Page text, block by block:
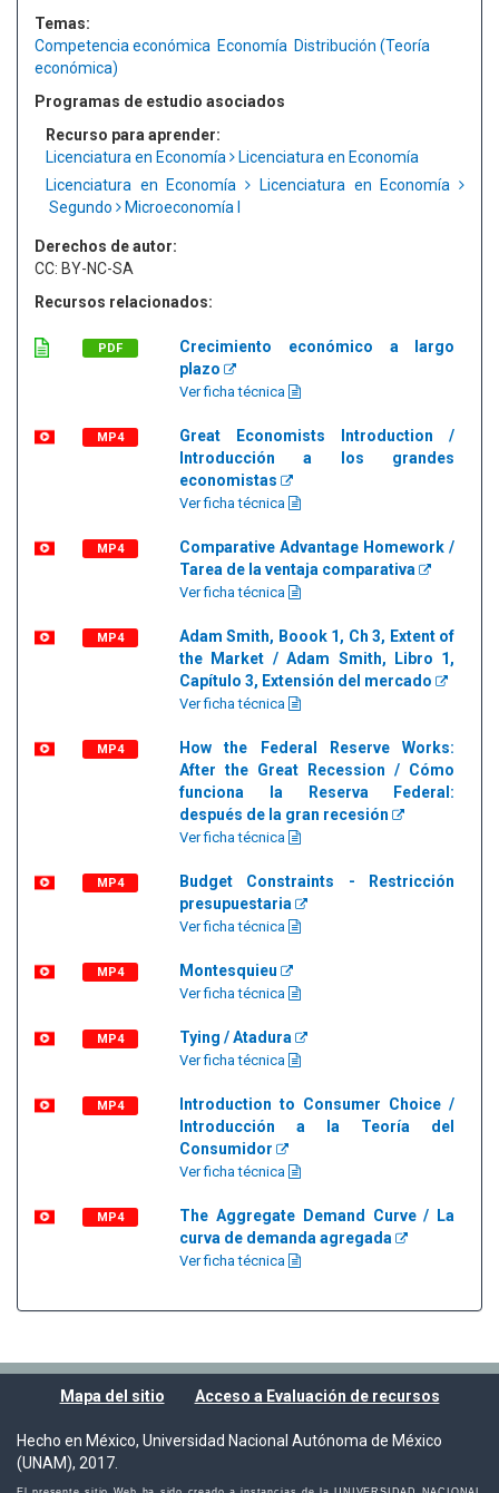
Temas:
Competencia económica Economía Distribución (Teoría
económica)
Programas de estudio asociados
Recurso para aprender:
Licenciatura en Economía
Licenciatura en Economía
Licenciatura en Economía
Licenciatura en Economía
Segundo
Microeconomía I
Derechos de autor:
CC: BY-NC-SA
Recursos relacionados:
PDF
Crecimiento económico a largo
plazo
Ver ficha técnica
MP4
Great Economists Introduction /
Introducción a los grandes
economistas
Ver ficha técnica
MP4
Comparative Advantage Homework /
Tarea de la ventaja comparativa
Ver ficha técnica
MP4
Adam Smith, Boook 1, Ch 3, Extent of
the Market / Adam Smith, Libro 1,
Capítulo 3, Extensión del mercado
Ver ficha técnica
MP4
How the Federal Reserve Works:
After the Great Recession / Cómo
funciona la Reserva Federal:
después de la gran recesión
Ver ficha técnica
MP4
Budget Constraints - Restricción
presupuestaria
Ver ficha técnica
MP4 Montesquieu
Ver ficha técnica
MP4 Tying / Atadura
Ver ficha técnica
MP4
Introduction to Consumer Choice /
Introducción a la Teoría del
Consumidor
Ver ficha técnica
MP4
The Aggregate Demand Curve / La
curva de demanda agregada
Ver ficha técnica
Mapa del sitio Acceso a Evaluación de recursos
Hecho en México, Universidad Nacional Autónoma de México
(UNAM), 2017.